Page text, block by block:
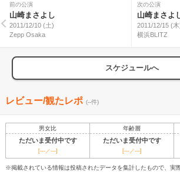
前の公演
山崎まさよし
2011/12/10 (土)
Zepp Osaka
次の公演
山崎まさよ
2011/12/15 (木
横浜BLITZ
スケジュールへ
レビュー/観たレポ (--件)
男女比 年齢層
ただいま受付中です ただいま受付中です
[---／---] [---／---]
※掲載されている情報は投稿されたデータを集計したもので、実